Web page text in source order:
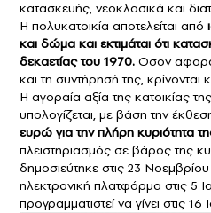
κατασκευής, νεοκλασικά και
Η πολυκατοικία αποτελείται από
και δώμα και εκτιμάται ότι
δεκαετίας του 1970. Οσον αφορά
και τη συντήρησή της, κρίνονται
Η αγοραία αξία της κατοικίας
υπολογίζεται, με βάση την
ευρώ για την πλήρη κυριότητα
πλειστηριασμός σε βάρος της
δημοσιεύτηκε στις 23
ηλεκτρονική πλατφόρμα στις 5
προγραμματιστεί να γίνει στις 16